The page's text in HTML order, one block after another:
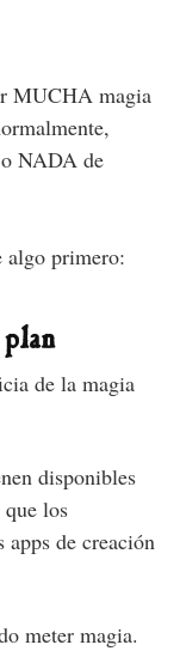
MUCHA magia
NADA de
algo primero:
de la magia
disponibles
los
apps de creación
meter magia.